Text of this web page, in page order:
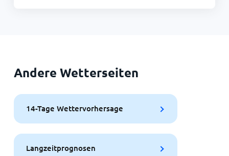
Andere Wetterseiten
14-Tage Wettervorhersage
Langzeitprognosen